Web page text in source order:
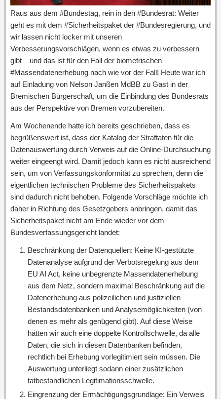
Raus aus dem #Bundestag, rein in den #Bundesrat: Weiter
geht es mit dem #Sicherheitspaket der #Bundesregierung, und
wir lassen nicht locker mit unseren
Verbesserungsvorschlägen, wenn es etwas zu verbessern
gibt – und das ist für den Fall der biometrischen
#Massendatenerhebung nach wie vor der Fall! Heute war ich
auf Einladung von Nelson Janßen MdBB zu Gast in der
Bremischen Bürgerschaft, um die Einbindung des Bundesrats
aus der Perspektive von Bremen vorzubereiten.
Am Wochenende hatte ich bereits geschrieben, dass es
begrüßenswert ist, dass der Katalog der Straftaten für die
Datenauswertung durch Verweis auf die Online-Durchsuchung
weiter eingeengt wird. Damit jedoch kann es nicht ausreichend
sein, um von Verfassungskonformität zu sprechen, denn die
eigentlichen technischen Probleme des Sicherheitspakets
sind dadurch nicht behoben. Folgende Vorschläge möchte ich
daher in Richtung des Gesetzgebers anbringen, damit das
Sicherheitspaket nicht am Ende wieder vor dem
Bundesverfassungsgericht landet:
Beschränkung der Datenquellen: Keine KI-gestützte
Datenanalyse aufgrund der Verbotsregelung aus dem
EU AI Act, keine unbegrenzte Massendatenerhebung
aus dem Netz, sondern maximal Beschränkung auf die
Datenerhebung aus polizeilichen und justiziellen
Bestandsdatenbanken und Analysemöglichkeiten (von
denen es mehr als genügend gibt). Auf diese Weise
hätten wir auch eine doppelte Kontrollschwelle, da alle
Daten, die sich in diesen Datenbanken befinden,
rechtlich bei Erhebung vorlegitimiert sein müssen. Die
Auswertung unterliegt sodann einer zusätzlichen
tatbestandlichen Legitimationsschwelle.
Eingrenzung der Ermächtigungsgrundlage: Ein Verweis